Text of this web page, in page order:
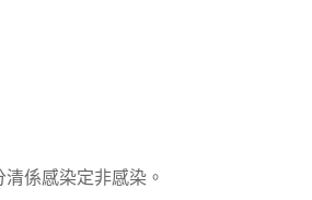
係感染定非感染。